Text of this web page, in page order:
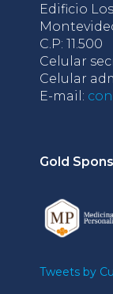
Edificio
C.P: 11.500
Celular
Celular
E-mail:
Gold
Tweets by